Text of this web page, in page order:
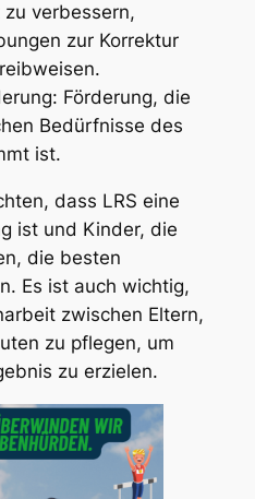
verbessern,
zur Korrektur
Förderung, die
Bedürfnisse des
ist.
dass LRS eine
ist und Kinder, die
die besten
Es ist auch wichtig,
zwischen Eltern,
zu pflegen, um
zu erzielen.